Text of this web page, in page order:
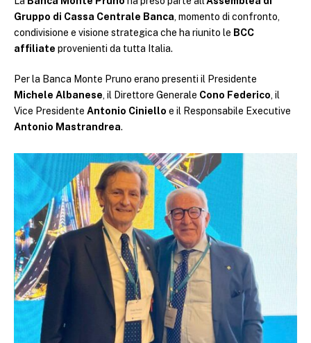
Gruppo di Cassa Centrale Banca, momento di confronto,
condivisione e visione strategica che ha riunito le BCC
affiliate provenienti da tutta Italia.
Per la Banca Monte Pruno erano presenti il Presidente
Michele Albanese, il Direttore Generale Cono Federico, il
Vice Presidente Antonio Ciniello e il Responsabile Executive
Antonio Mastrandrea.